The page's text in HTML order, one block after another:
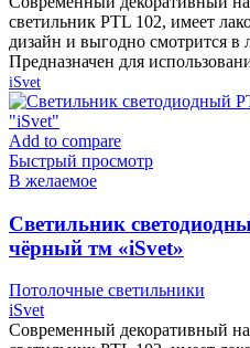
светильник PTL 102, имеет
дизайн и выгодно смотрится в
Предназначен для
iSvet
Add to compare
Быстрый просмотр
В желаемое
Cветильник
чёрный тм «iSvet»
Потолочные светильники
iSvet
Современный декоративный